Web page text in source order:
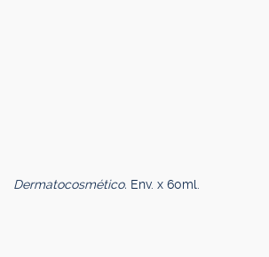
Dermatocosmético. Env. x 60ml.